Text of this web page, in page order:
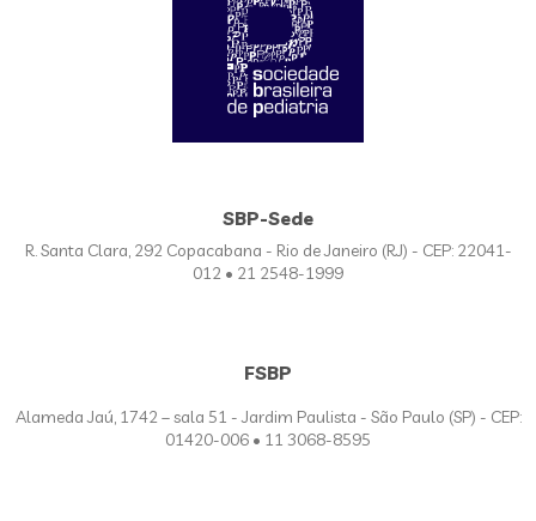
SBP-Sede
R. Santa Clara, 292 Copacabana - Rio de Janeiro (RJ) - CEP: 22041-
012 • 21 2548-1999
FSBP
Alameda Jaú, 1742 – sala 51 - Jardim Paulista - São Paulo (SP) - CEP:
01420-006 • 11 3068-8595